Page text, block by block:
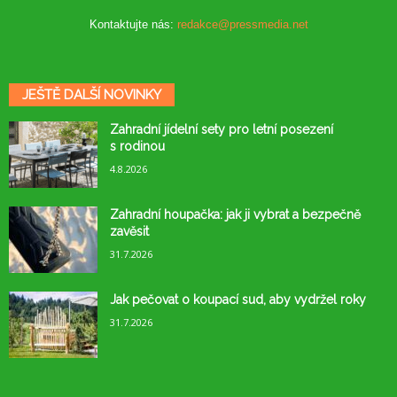
Kontaktujte nás: redakce@pressmedia.net
JEŠTĚ DALŠÍ NOVINKY
Zahradní jídelní sety pro letní posezení
s rodinou
4.8.2026
Zahradní houpačka: jak ji vybrat a bezpečně
zavěsit
31.7.2026
Jak pečovat o koupací sud, aby vydržel roky
31.7.2026